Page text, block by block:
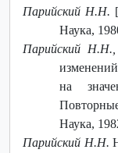
Парийский Н.Н.
Наука,
Парийский
на
Наука,
Парийский Н.Н.